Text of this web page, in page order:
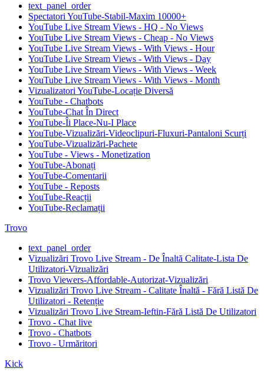
text_panel_order
Spectatori YouTube-Stabil-Maxim 10000+
YouTube Live Stream Views - HQ - No Views
YouTube Live Stream Views - Cheap - No Views
YouTube Live Stream Views - With Views - Hour
YouTube Live Stream Views - With Views - Day
YouTube Live Stream Views - With Views - Week
YouTube Live Stream Views - With Views - Month
Vizualizatori YouTube-Locație Diversă
YouTube - Chatbots
YouTube-Chat În Direct
YouTube-Îi Place-Nu-I Place
YouTube-Vizualizări-Videoclipuri-Fluxuri-Pantaloni Scurți
YouTube-Vizualizări-Pachete
YouTube - Views - Monetization
YouTube-Abonați
YouTube-Comentarii
YouTube - Reposts
YouTube-Reacții
YouTube-Reclamații
Trovo
text_panel_order
Vizualizări Trovo Live Stream - De Înaltă Calitate-Lista De
Utilizatori-Vizualizări
Trovo Viewers-Affordable-Autorizat-Vizualizări
Vizualizări Trovo Live Stream - Calitate Înaltă - Fără Listă De
Utilizatori - Retenție
Vizualizări Trovo Live Stream-Ieftin-Fără Listă De Utilizatori
Trovo - Chat live
Trovo - Chatbots
Trovo - Urmăritori
Kick